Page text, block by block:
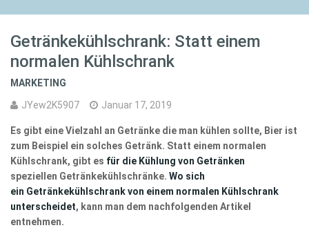
Getränkekühlschrank: Statt einem
normalen Kühlschrank
MARKETING
JYew2K5907
Januar 17, 2019
Es gibt eine Vielzahl an Getränke die man kühlen sollte, Bier ist
zum Beispiel ein solches Getränk. Statt einem normalen
Kühlschrank, gibt es für die Kühlung von Getränken
speziellen Getränkekühlschränke. Wo sich
ein Getränkekühlschrank von einem normalen Kühlschrank
unterscheidet, kann man dem nachfolgenden Artikel
entnehmen.